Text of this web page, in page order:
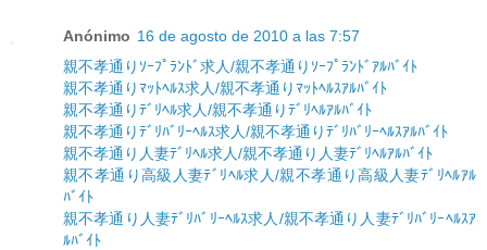
Anónimo 16 de agosto de 2010 a las 7:57
親不孝通りｿｰﾌﾟﾗﾝﾄﾞ求人/親不孝通りｿｰﾌﾟﾗﾝﾄﾞｱﾙﾊﾞｲﾄ
親不孝通りﾏｯﾄﾍﾙｽ求人/親不孝通りﾏｯﾄﾍﾙｽｱﾙﾊﾞｲﾄ
親不孝通りﾃﾞﾘﾍﾙ求人/親不孝通りﾃﾞﾘﾍﾙｱﾙﾊﾞｲﾄ
親不孝通りﾃﾞﾘﾊﾞﾘｰﾍﾙｽ求人/親不孝通りﾃﾞﾘﾊﾞﾘｰﾍﾙｽｱﾙﾊﾞｲﾄ
親不孝通り人妻ﾃﾞﾘﾍﾙ求人/親不孝通り人妻ﾃﾞﾘﾍﾙｱﾙﾊﾞｲﾄ
親不孝通り高級人妻ﾃﾞﾘﾍﾙ求人/親不孝通り高級人妻ﾃﾞﾘﾍﾙｱﾙ
ﾊﾞｲﾄ
親不孝通り人妻ﾃﾞﾘﾊﾞﾘｰﾍﾙｽ求人/親不孝通り人妻ﾃﾞﾘﾊﾞﾘｰﾍﾙｽｱ
ﾙﾊﾞｲﾄ